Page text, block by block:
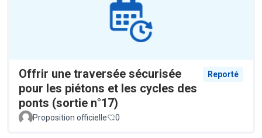
Offrir une traversée sécurisée
pour les piétons et les cycles des
ponts (sortie n°17)
Reporté
Proposition officielle 0